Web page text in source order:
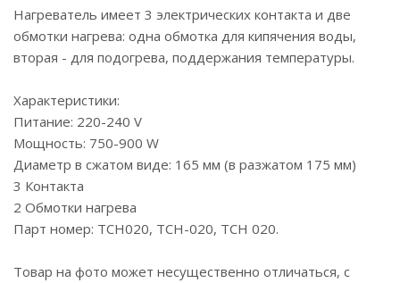
Нагреватель имеет 3 электрических контакта и две
обмотки нагрева: одна обмотка для кипячения воды,
вторая - для подогрева, поддержания температуры.
Характеристики:
Питание: 220-240 V
Мощность: 750-900 W
Диаметр в сжатом виде: 165 мм (в разжатом 175 мм)
3 Контакта
2 Обмотки нагрева
Парт номер: TCH020, TCH-020, TCH 020.
Товар на фото может несущественно отличаться, с